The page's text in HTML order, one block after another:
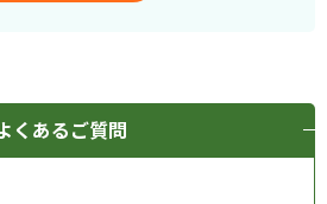
くあるご質問